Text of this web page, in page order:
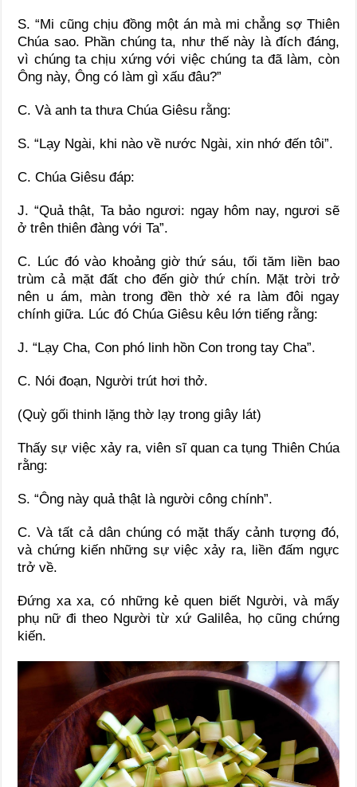
S. “Mi cũng chịu đồng một án mà mi chẳng sợ Thiên
Chúa sao. Phần chúng ta, như thế này là đích đáng,
vì chúng ta chịu xứng với việc chúng ta đã làm, còn
Ông này, Ông có làm gì xấu đâu?”
C. Và anh ta thưa Chúa Giêsu rằng:
S. “Lạy Ngài, khi nào về nước Ngài, xin nhớ đến tôi”.
C. Chúa Giêsu đáp:
J. “Quả thật, Ta bảo ngươi: ngay hôm nay, ngươi sẽ
ở trên thiên đàng với Ta”.
C. Lúc đó vào khoảng giờ thứ sáu, tối tăm liền bao
trùm cả mặt đất cho đến giờ thứ chín. Mặt trời trở
nên u ám, màn trong đền thờ xé ra làm đôi ngay
chính giữa. Lúc đó Chúa Giêsu kêu lớn tiếng rằng:
J. “Lạy Cha, Con phó linh hồn Con trong tay Cha”.
C. Nói đoạn, Người trút hơi thở.
(Quỳ gối thinh lặng thờ lạy trong giây lát)
Thấy sự việc xảy ra, viên sĩ quan ca tụng Thiên Chúa
rằng:
S. “Ông này quả thật là người công chính”.
C. Và tất cả dân chúng có mặt thấy cảnh tượng đó,
và chứng kiến những sự việc xảy ra, liền đấm ngực
trở về.
Ðứng xa xa, có những kẻ quen biết Người, và mấy
phụ nữ đi theo Người từ xứ Galilêa, họ cũng chứng
kiến.